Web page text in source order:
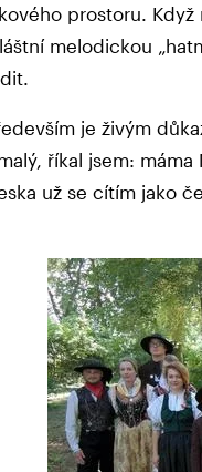
prostoru.
melodickou
je živým
říkal jsem: máma
už se cítím jako